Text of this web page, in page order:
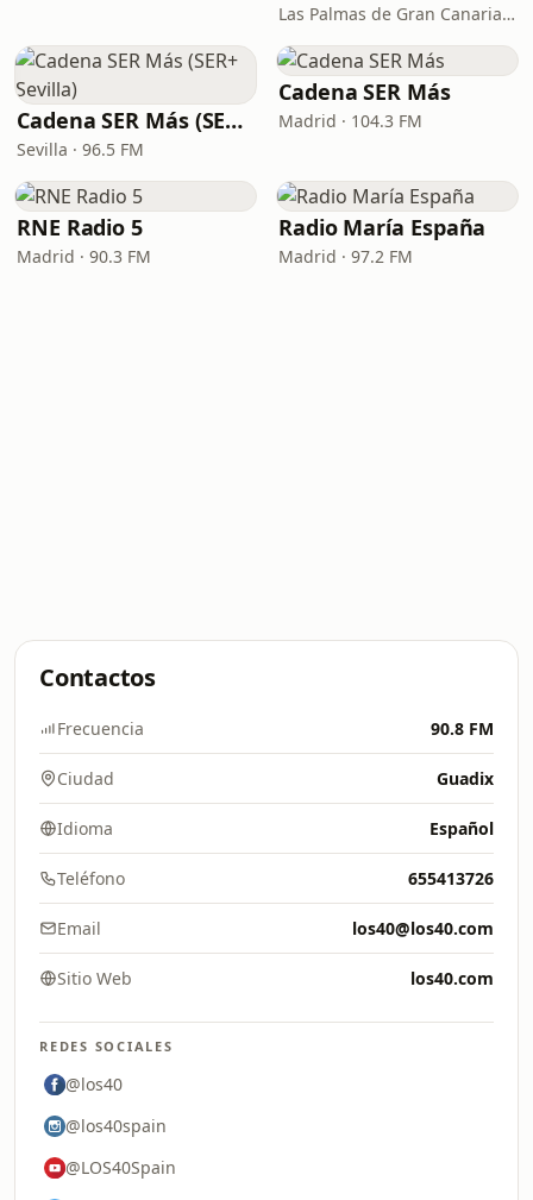
Las Palmas de Gran Canaria · 92.8 FM
Cadena SER Más (SER+ Sevilla)
Sevilla · 96.5 FM
Cadena SER Más
Madrid · 104.3 FM
RNE Radio 5
Madrid · 90.3 FM
Radio María España
Madrid · 97.2 FM
Contactos
Frecuencia 90.8 FM
Ciudad Guadix
Idioma Español
Teléfono 655413726
Email los40@los40.com
Sitio Web los40.com
REDES SOCIALES
@los40
@los40spain
@LOS40Spain